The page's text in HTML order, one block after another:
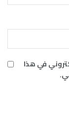
في هذا